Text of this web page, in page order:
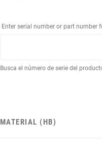
Enter serial number or part number
Busca el número de serie del
MATERIAL (HB)